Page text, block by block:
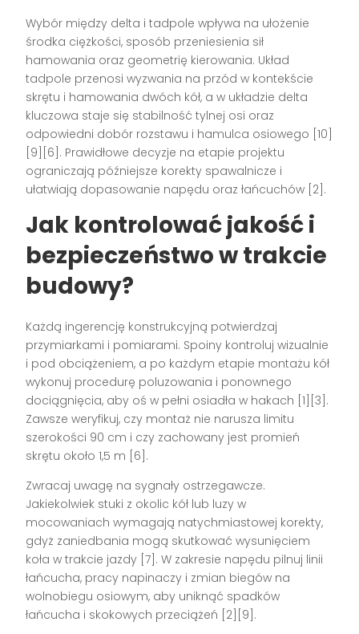
Wybór między delta i tadpole wpływa na ułożenie
środka ciężkości, sposób przeniesienia sił
hamowania oraz geometrię kierowania. Układ
tadpole przenosi wyzwania na przód w kontekście
skrętu i hamowania dwóch kół, a w układzie delta
kluczowa staje się stabilność tylnej osi oraz
odpowiedni dobór rozstawu i hamulca osiowego [10]
[9][6]. Prawidłowe decyzje na etapie projektu
ograniczają późniejsze korekty spawalnicze i
ułatwiają dopasowanie napędu oraz łańcuchów [2].
Jak kontrolować jakość i
bezpieczeństwo w trakcie
budowy?
Każdą ingerencję konstrukcyjną potwierdzaj
przymiarkami i pomiarami. Spoiny kontroluj wizualnie
i pod obciążeniem, a po każdym etapie montażu kół
wykonuj procedurę poluzowania i ponownego
dociągnięcia, aby oś w pełni osiadła w hakach [1][3].
Zawsze weryfikuj, czy montaż nie narusza limitu
szerokości 90 cm i czy zachowany jest promień
skrętu około 1,5 m [6].
Zwracaj uwagę na sygnały ostrzegawcze.
Jakiekolwiek stuki z okolic kół lub luzy w
mocowaniach wymagają natychmiastowej korekty,
gdyż zaniedbania mogą skutkować wysunięciem
koła w trakcie jazdy [7]. W zakresie napędu pilnuj linii
łańcucha, pracy napinaczy i zmian biegów na
wolnobiegu osiowym, aby uniknąć spadków
łańcucha i skokowych przeciążeń [2][9].